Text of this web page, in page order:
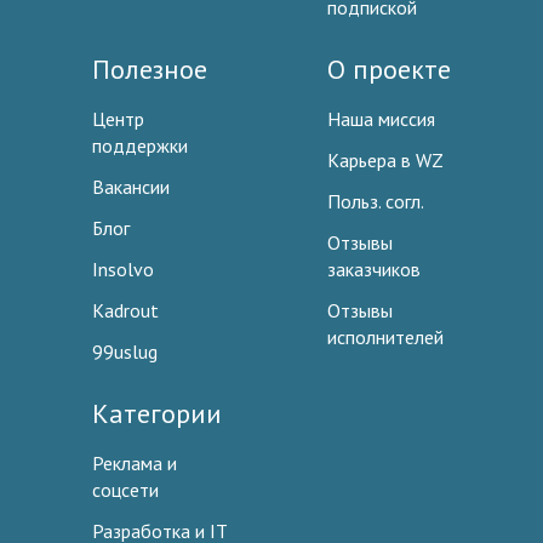
подпиской
Полезное
Центр
поддержки
Вакансии
Блог
Insolvo
Kadrout
99uslug
О проекте
Наша миссия
Карьера в WZ
Польз. согл.
Отзывы
заказчиков
Отзывы
исполнителей
Категории
Реклама и
соцсети
Разработка и IT